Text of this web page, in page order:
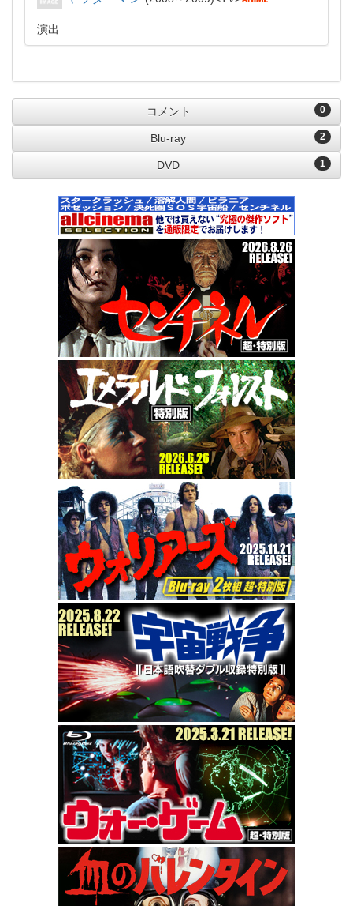
演出
0
コメント
2
Blu-ray
1
DVD